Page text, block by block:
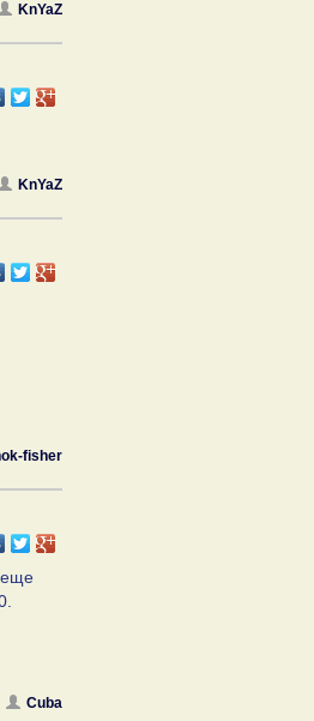
KnYaZ
KnYaZ
fisher
еще
Cuba